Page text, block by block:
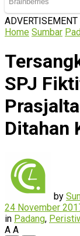
ADVERTISEMENT
Home Sumbar
SPJ
Ditahan
by
24 November
in Padang,
A A